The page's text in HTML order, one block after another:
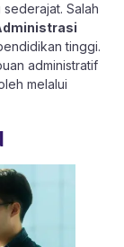
Salah
tinggi.
administratif
melalui